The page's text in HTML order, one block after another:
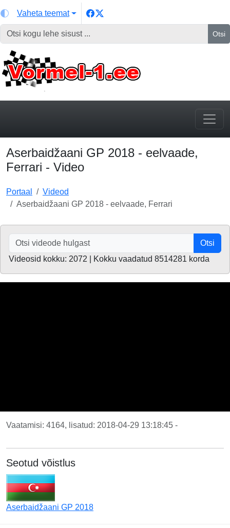
Vaheta teemat
Otsi
Aserbaidžaani GP 2018 - eelvaade,
Ferrari - Video
Portaal
Videod
Aserbaidžaani GP 2018 - eelvaade, Ferrari
Otsi
Videosid kokku: 2072 | Kokku vaadatud 8514281 korda
Vaatamisi: 4164, lisatud: 2018-04-29 13:18:45 -
Seotud võistlus
Aserbaidžaani GP 2018